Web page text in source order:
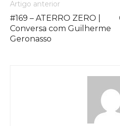
Artigo anterior
#169 – ATERRO ZERO |
Conversa com Guilherme
Geronasso